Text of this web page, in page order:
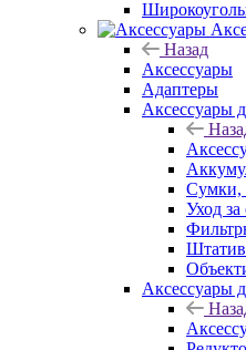
Назад
Аксессуары
Адаптеры
Аксессуары
Сумки,
Уход
Аксессуары